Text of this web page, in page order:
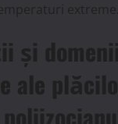
extreme.
și
ale